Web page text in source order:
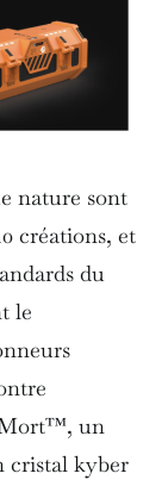
nature sont
créations, et
du
le
Mort™, un
cristal kyber